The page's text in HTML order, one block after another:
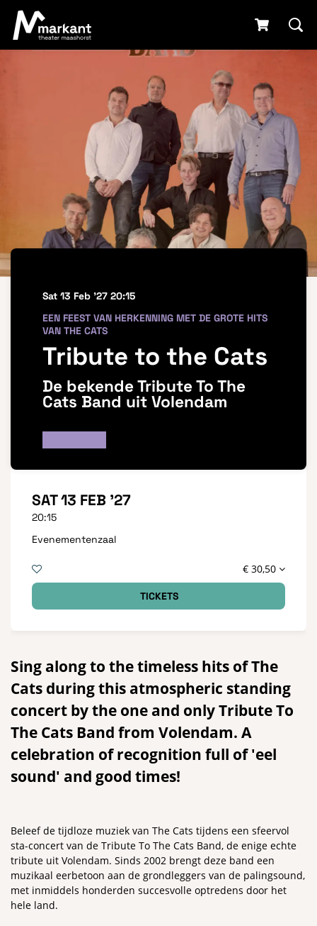
Tribute to the Cats
De bekende Tribute To The
Cats Band uit Volendam
EEN FEEST VAN HERKENNING MET DE GROTE HITS
VAN THE CATS
Sat 13 Feb '27 20:15
SAT 13 FEB '27
20:15
Evenementenzaal
€ 30,50
TICKETS
Sing along to the timeless hits of The
Cats during this atmospheric standing
concert by the one and only Tribute To
The Cats Band from Volendam. A
celebration of recognition full of 'eel
sound' and good times!
Beleef de tijdloze muziek van The Cats tijdens een sfeervol
sta-concert van de Tribute To The Cats Band, de enige echte
tribute uit Volendam. Sinds 2002 brengt deze band een
muzikaal eerbetoon aan de grondleggers van de palingsound,
met inmiddels honderden succesvolle optredens door het
hele land.